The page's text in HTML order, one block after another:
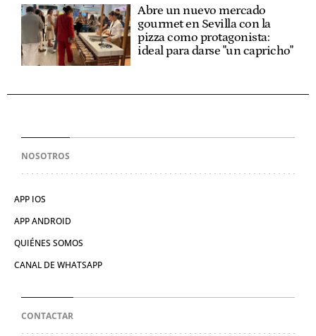
Abre un nuevo mercado
gourmet en Sevilla con la
pizza como protagonista:
ideal para darse "un capricho"
NOSOTROS
APP IOS
APP ANDROID
QUIÉNES SOMOS
CANAL DE WHATSAPP
CONTACTAR